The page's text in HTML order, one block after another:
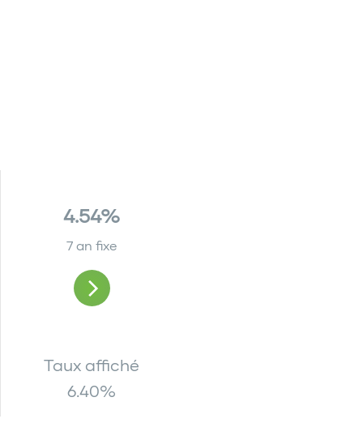
4.54%
7 an fixe
Taux affiché
6.40%